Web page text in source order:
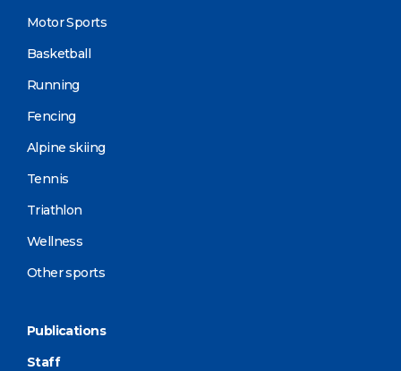
Motor Sports
Basketball
Running
Fencing
Alpine skiing
Tennis
Triathlon
Wellness
Other sports
Publications
Staff